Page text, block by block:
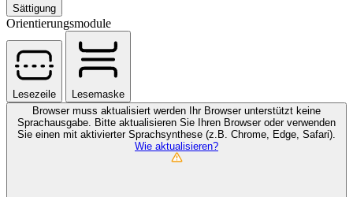
Sättigung
Orientierungsmodule
Lesezeile
Lesemaske
Browser muss aktualisiert werden
Ihr Browser unterstützt keine
Sprachausgabe. Bitte aktualisieren Sie Ihren Browser oder verwenden
Sie einen mit aktivierter Sprachsynthese (z.B. Chrome, Edge, Safari).
Wie aktualisieren?